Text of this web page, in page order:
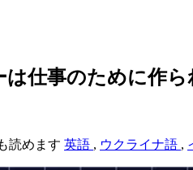
仕事のために作
読めます 英語 , ウクライナ語 ,